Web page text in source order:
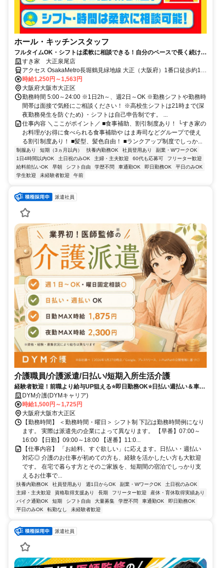
ホール・キッチンスタッフ
フルタイムOK・シフトは柔軟に相談できる！自分のペースで長く続けら
れる職場です◎
すき家 大正泉尾店
アクセス OsakaMetro長堀鶴見緑地線 大正（大阪府）1番口徒歩約18
分、ＪＲ大阪環状線 大正（大阪府）1番口徒歩約18分、南海汐見橋線
木津川徒歩約19分 大正通沿い千島北交差点近く
時給1,250円～1,563円
大阪府大阪市大正区
勤務時間 5:00～24:00 ※1日2h～、週2日～OK ※勤務シフトや勤務時
間帯は面接で気軽にご相談ください！ ※高校生シフトは21時まで(深
夜勤務発生を防ぐため) ・シフトは自己申告制です。 ...
仕事内容 ＼ここがポイント／ ■食事補助、割引制度あり！ └すき家の
お料理がお得に食べられる食事補助や はま寿司などグループで使え
る割引制度あり！ ■髪型、髪色自由！ ■ランクアップ制度でしっか...
制服あり 短期（3ヵ月以内） 扶養内勤務OK 社員登用あり
副業・WワークOK
1日4時間以内OK
土日祝のみOK 主婦・主夫歓迎 60代も応募可
フリーター歓迎
給料前払いOK
早朝 シフト自由 学歴不問 車通勤OK 即日勤務OK
平日のみOK
学生歓迎
未経験者歓迎 午前
派遣社員
介護職員/介護派遣/日払い/短期入所生活介護
経験者歓迎！前職より給与UP狙える⭐️即日勤務OK⭐️日払い週払い＆車通
勤可⭐️直接雇用サポートも✨
DYM介護(DYMキャリア)
時給1,500円～1,725円
大阪府大阪市大正区
【勤務時間】 ＜勤務時間・曜日＞ シフト制 下記は勤務時間例になり
ます。 実際は派遣先の企業によって異なります。 【早番】07:00～
16:00 【日勤】09:00～18:00 【遅番】11:0...
【仕事内容】 「お給料、すぐ欲しい」に応えます。日払い・週払い
対応◎ 介護のお仕事が初めての方も、経験を活かしたい方も大歓迎
です。 在宅で暮らす方とそのご家族を、短期間の宿泊でしっかり支
えるお仕事で...
扶養内勤務OK 社員登用あり 週1日からOK 副業・WワークOK
土日祝のみOK
主婦・主夫歓迎
資格取得支援あり 長期 フリーター歓迎
産休・育休取得実績あり
バイク通勤OK
短期 シフト自由 大量募集 学歴不問 車通勤OK
即日勤務OK
平日のみOK
転勤なし 未経験者歓迎
派遣社員